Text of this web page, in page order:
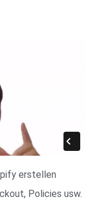
erstellen
Policies usw.